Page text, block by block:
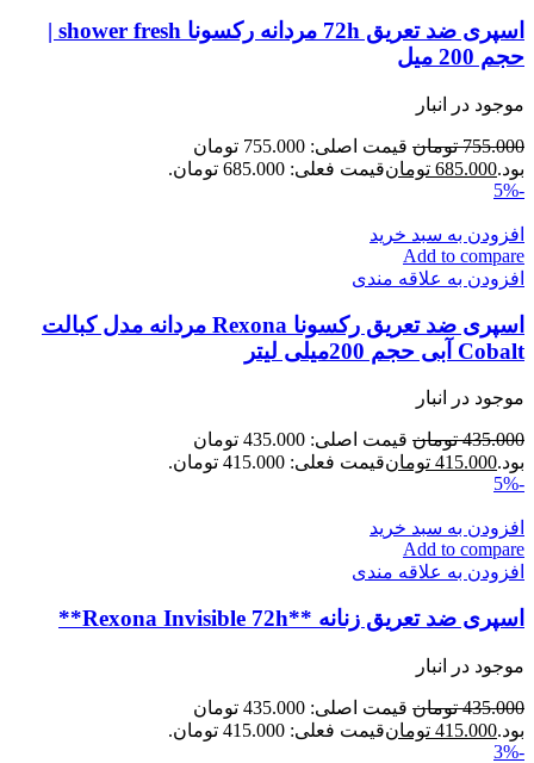
اسپری ضد تعریق 72h مردانه رکسونا shower fresh |
حجم 200 میل
موجود در انبار
755.000 تومان
قیمت اصلی: 755.000 تومان
بود.685.000 تومانقیمت فعلی: 685.000 تومان.
-5%
افزودن به سبد خرید
Add to compare
افزودن به علاقه مندی
اسپری ضد تعریق رکسونا Rexona مردانه مدل کبالت
Cobalt آبی حجم 200میلی لیتر
موجود در انبار
435.000 تومان
قیمت اصلی: 435.000 تومان
بود.415.000 تومانقیمت فعلی: 415.000 تومان.
-5%
افزودن به سبد خرید
Add to compare
افزودن به علاقه مندی
اسپری ضد تعریق زنانه **Rexona Invisible 72h**
موجود در انبار
435.000 تومان
قیمت اصلی: 435.000 تومان
بود.415.000 تومانقیمت فعلی: 415.000 تومان.
-3%